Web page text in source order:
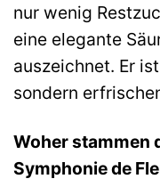
nur wenig
eine elegante
auszeichnet. Er
sondern
Woher stammen
Symphonie de